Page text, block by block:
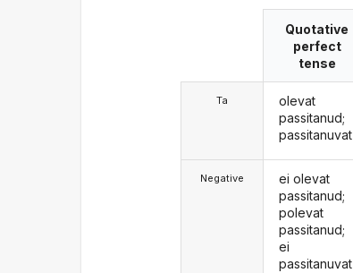
Ta
Negative
Quotative
perfect
tense
olevat
passitanud;
passitanuvat
ei olevat
passitanud;
polevat
passitanud;
ei
passitanuvat